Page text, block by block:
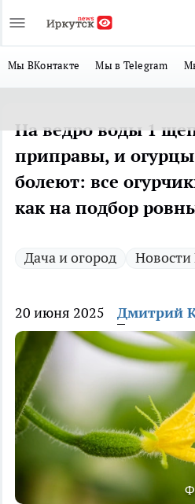
Мы ВКонтакте Мы в Telegram
На ведро воды 1
приправы, и
болеют: все
как на подбор
Дача и огород Новости
20 июня 2025 Дмитрий